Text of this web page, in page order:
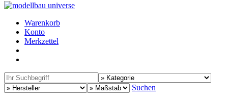
Warenkorb
Konto
Merkzettel
Suchen